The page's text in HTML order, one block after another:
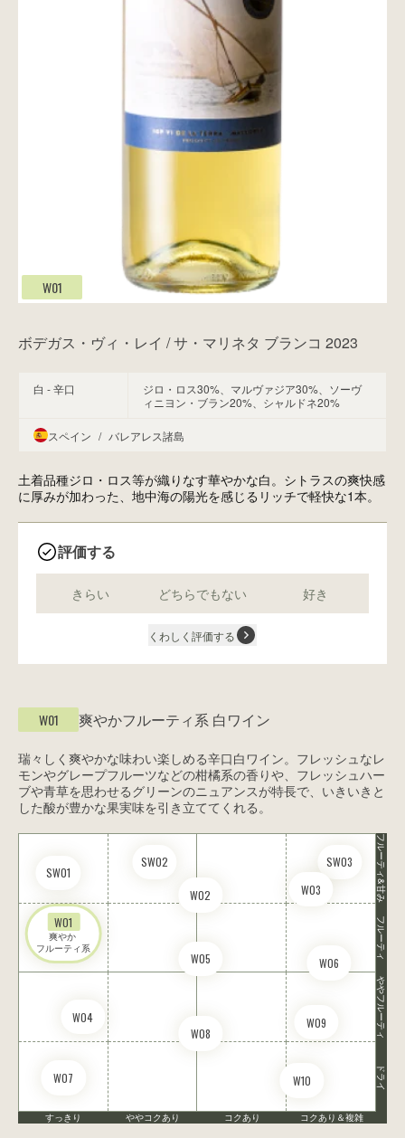
W01
ボデガス・ヴィ・レイ / サ・マリネタ ブランコ 2023
白 - 辛口
ジロ・ロス30%、マルヴァジア30%、ソーヴ
ィニヨン・ブラン20%、シャルドネ20%
スペイン / バレアレス諸島
土着品種ジロ・ロス等が織りなす華やかな白。シトラスの爽快感
に厚みが加わった、地中海の陽光を感じるリッチで軽快な1本。
評価する
きらい どちらでもない 好き
くわしく評価する
W01 爽やかフルーティ系 白ワイン
瑞々しく爽やかな味わい楽しめる辛口白ワイン。フレッシュなレ
モンやグレープフルーツなどの柑橘系の香りや、フレッシュハー
ブや青草を思わせるグリーンのニュアンスが特長で、いきいきと
した酸が豊かな果実味を引き立ててくれる。
SW01
SW02 SW03
W01
爽やか
フルーティ系
W02 W03
W04
W05 W06
W07
W08
W09
W10
フルーティ&甘み
フルーティ
ややフルーティ
ドライ
すっきり ややコクあり コクあり コクあり＆複雑